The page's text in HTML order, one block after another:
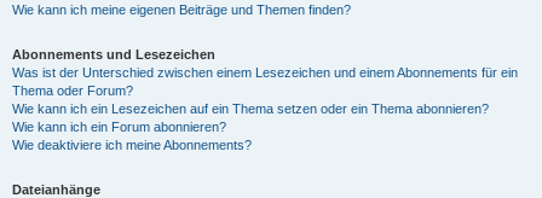
Wie kann ich meine eigenen Beiträge und Themen finden?
Abonnements und Lesezeichen
Was ist der Unterschied zwischen einem Lesezeichen und einem Abonnements für ein
Thema oder Forum?
Wie kann ich ein Lesezeichen auf ein Thema setzen oder ein Thema abonnieren?
Wie kann ich ein Forum abonnieren?
Wie deaktiviere ich meine Abonnements?
Dateianhänge